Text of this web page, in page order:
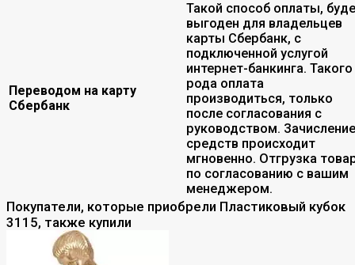
Переводом на карту
Сбербанк
Такой способ оплаты,
выгоден для владельцев
карты Сбербанк, с
подключенной услугой
интернет-банкинга. Такого
рода оплата
производиться, только
после согласования с
руководством. Зачисление
средств происходит
мгновенно. Отгрузка
по согласованию с вашим
менеджером.
Покупатели, которые приобрели Пластиковый кубок
3115, также купили